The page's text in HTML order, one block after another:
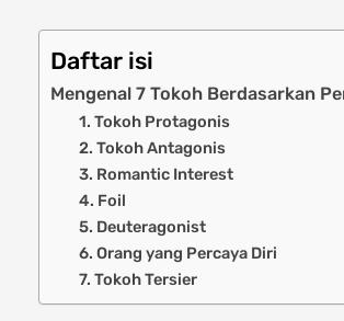
Daftar isi
Mengenal 7 Tokoh Berdasarkan
1. Tokoh Protagonis
2. Tokoh Antagonis
3. Romantic Interest
4. Foil
5. Deuteragonist
6. Orang yang Percaya Diri
7. Tokoh Tersier